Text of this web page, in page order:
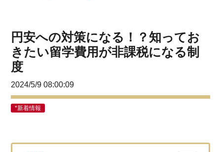
円安への対策になる！？知ってお
きたい留学費用が非課税になる制
度
2024/5/9 08:00:09
*新着情報